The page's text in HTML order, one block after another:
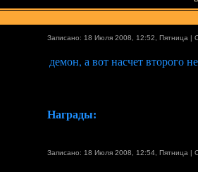
Записано: 18 Июля 2008, 12:52, Пятница |
демон, а вот насчет второго
Награды:
Записано: 18 Июля 2008, 12:54, Пятница |